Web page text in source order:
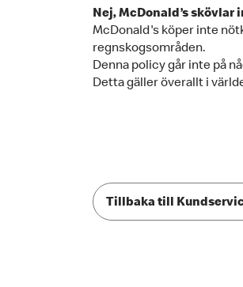
Nej, McDonald’s skövlar
McDonald's köper inte
regnskogsområden.
Denna policy går inte på
Detta gäller överallt i
Tillbaka till